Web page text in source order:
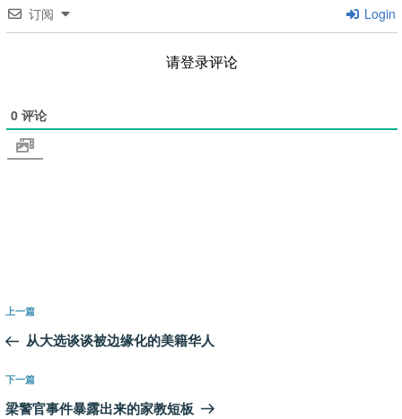
订阅 Login
请登录评论
0 评论
文
导
航
上
一
文
章
上一篇
从大选谈谈被边缘化的美籍华人
下
一
下一篇
梁警官事件暴露出来的家教短板